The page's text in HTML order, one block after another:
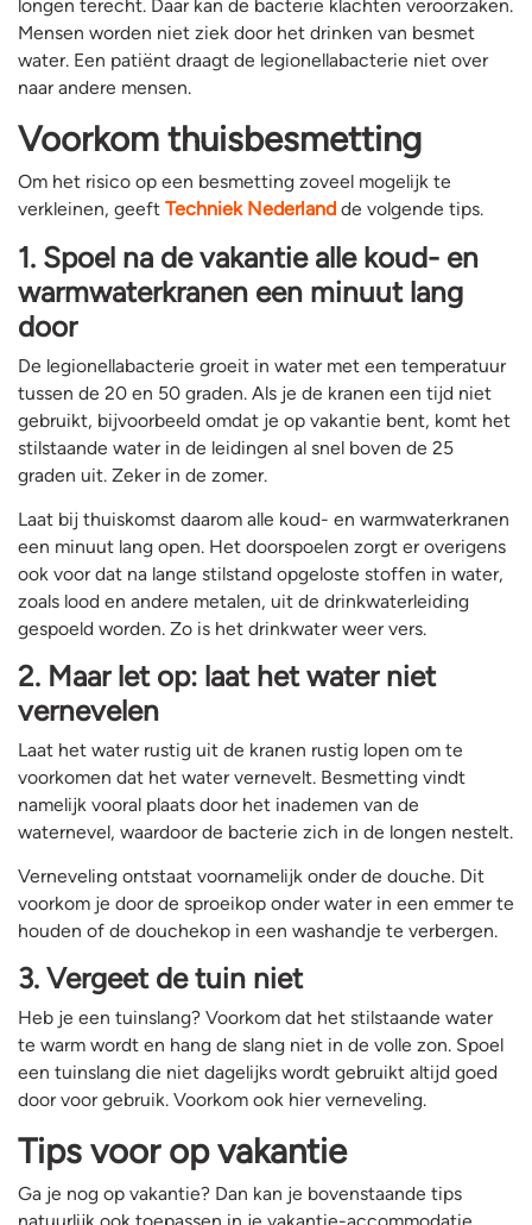
longen terecht. Daar kan de bacterie klachten veroorzaken.
Mensen worden niet ziek door het drinken van besmet
water. Een patiënt draagt de legionellabacterie niet over
naar andere mensen.
Voorkom thuisbesmetting
Om het risico op een besmetting zoveel mogelijk te
verkleinen, geeft Techniek Nederland de volgende tips.
1. Spoel na de vakantie alle koud- en
warmwaterkranen een minuut lang
door
De legionellabacterie groeit in water met een temperatuur
tussen de 20 en 50 graden. Als je de kranen een tijd niet
gebruikt, bijvoorbeeld omdat je op vakantie bent, komt het
stilstaande water in de leidingen al snel boven de 25
graden uit. Zeker in de zomer.
Laat bij thuiskomst daarom alle koud- en warmwaterkranen
een minuut lang open. Het doorspoelen zorgt er overigens
ook voor dat na lange stilstand opgeloste stoffen in water,
zoals lood en andere metalen, uit de drinkwaterleiding
gespoeld worden. Zo is het drinkwater weer vers.
2. Maar let op: laat het water niet
vernevelen
Laat het water rustig uit de kranen rustig lopen om te
voorkomen dat het water vernevelt. Besmetting vindt
namelijk vooral plaats door het inademen van de
waternevel, waardoor de bacterie zich in de longen nestelt.
Verneveling ontstaat voornamelijk onder de douche. Dit
voorkom je door de sproeikop onder water in een emmer te
houden of de douchekop in een washandje te verbergen.
3. Vergeet de tuin niet
Heb je een tuinslang? Voorkom dat het stilstaande water
te warm wordt en hang de slang niet in de volle zon. Spoel
een tuinslang die niet dagelijks wordt gebruikt altijd goed
door voor gebruik. Voorkom ook hier verneveling.
Tips voor op vakantie
Ga je nog op vakantie? Dan kan je bovenstaande tips